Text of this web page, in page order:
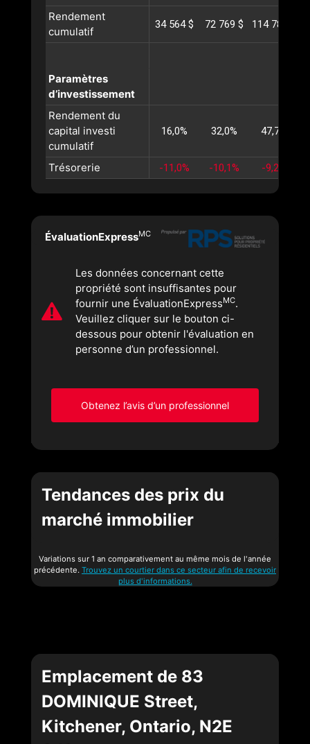
Rendement
cumulatif
34 564 $ 72 769 $ 114 782 $
Paramètres
d’investissement
Rendement du
capital investi
cumulatif
16,0% 32,0% 47,7%
Trésorerie -11,0% -10,1% -9,2%
ÉvaluationExpressMC
Les données concernant cette
propriété sont insuffisantes pour
fournir une ÉvaluationExpressMC.
Veuillez cliquer sur le bouton ci-
dessous pour obtenir l'évaluation en
personne d’un professionnel.
Obtenez l’avis d’un professionnel
Tendances des prix du
marché immobilier
Variations sur 1 an comparativement au même mois de l'année
précédente. Trouvez un courtier dans ce secteur afin de recevoir
plus d'informations.
Emplacement de 83
DOMINIQUE Street,
Kitchener, Ontario, N2E